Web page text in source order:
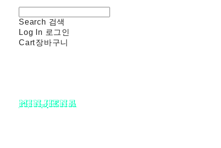
Search 검색
Log In 로그인
Cart장바구니
minjiena